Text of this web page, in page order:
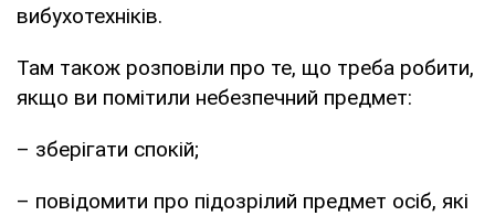
вибухотехніків.
Там також розповіли про те, що треба робити,
якщо ви помітили небезпечний предмет:
– зберігати спокій;
– повідомити про підозрілий предмет осіб, які